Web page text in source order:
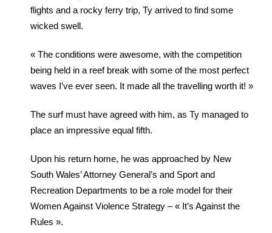
flights and a rocky ferry trip, Ty arrived to find some
wicked swell.
« The conditions were awesome, with the competition
being held in a reef break with some of the most perfect
waves I’ve ever seen. It made all the travelling worth it! »
The surf must have agreed with him, as Ty managed to
place an impressive equal fifth.
Upon his return home, he was approached by New
South Wales’ Attorney General’s and Sport and
Recreation Departments to be a role model for their
Women Against Violence Strategy – « It’s Against the
Rules ».